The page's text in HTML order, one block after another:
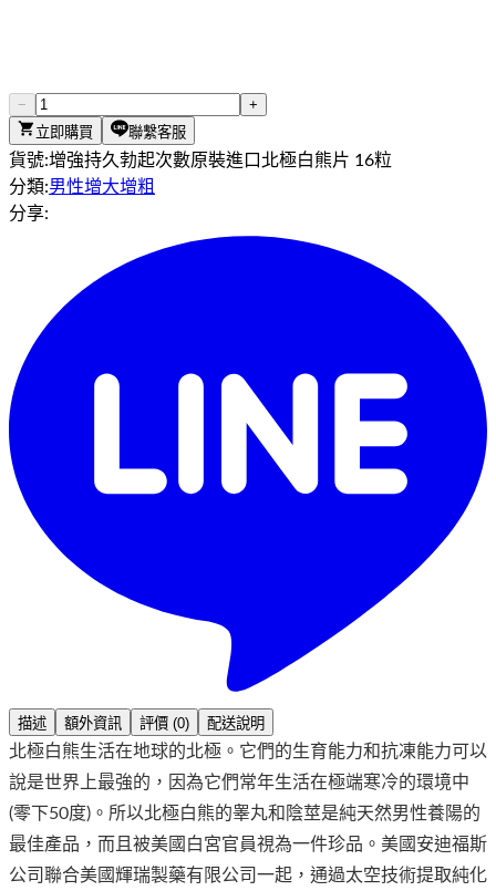
−
+
立即購買
聯繫客服
貨號:增強持久勃起次數原裝進口北極白熊片 16粒
分類:男性增大增粗
分享:
描述 額外資訊 評價 (0) 配送說明
北極白熊生活在地球的北極。它們的生育能力和抗凍能力可以
說是世界上最強的，因為它們常年生活在極端寒冷的環境中
(零下50度)。所以北極白熊的睾丸和陰莖是純天然男性養陽的
最佳產品，而且被美國白宮官員視為一件珍品。美國安迪福斯
公司聯合美國輝瑞製藥有限公司一起，通過太空技術提取純化